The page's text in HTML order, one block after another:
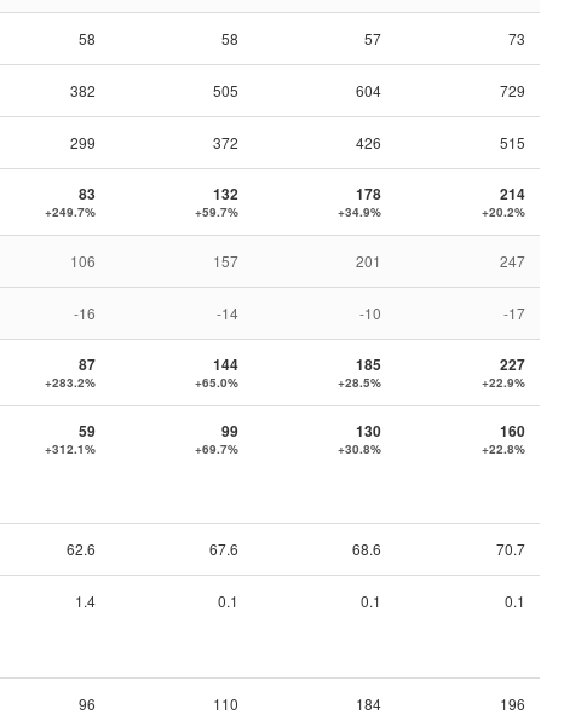
58 58 57 73
382 505 604 729
299 372 426 515
83
+249.7%
132
+59.7%
178
+34.9%
214
+20.2%
106 157 201 247
-16 -14 -10 -17
87
+283.2%
144
+65.0%
185
+28.5%
227
+22.9%
59
+312.1%
99
+69.7%
130
+30.8%
160
+22.8%
62.6 67.6 68.6 70.7
1.4 0.1 0.1 0.1
96 110 184 196